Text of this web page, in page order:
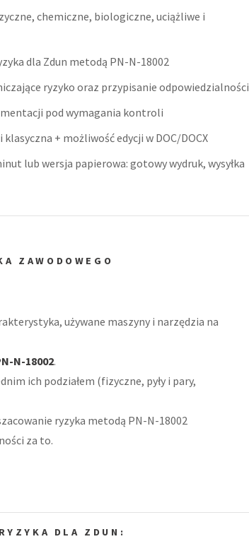
chemiczne, biologiczne, uciążliwe i
dla Zdun metodą PN-N-18002
ryzyko oraz przypisanie odpowiedzialności
pod wymagania kontroli
+ możliwość edycji w DOC/DOCX
lub wersja papierowa: gotowy wydruk, wysyłka
ZAWODOWEGO
używane maszyny i narzędzia na
N-18002.
ich podziałem (fizyczne, pyły i pary,
ryzyka metodą PN-N-18002
za to.
DLA ZDUN: